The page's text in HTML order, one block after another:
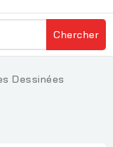
Chercher
Dessinées